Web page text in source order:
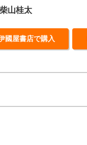
柴山桂太
國屋書店で購入